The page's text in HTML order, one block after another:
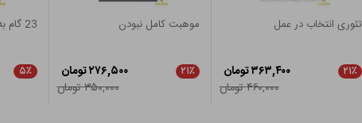
تئوری انتخاب در عمل
۲۱٪
۳۶۳,۴۰۰ تومان
۴۶۰,۰۰۰ تومان
موهبت کامل نبودن
۲۱٪
۲۷۶,۵۰۰ تومان
۳۵۰,۰۰۰ تومان
23 گام به سوی موفقیت وکامیابی
۵٪